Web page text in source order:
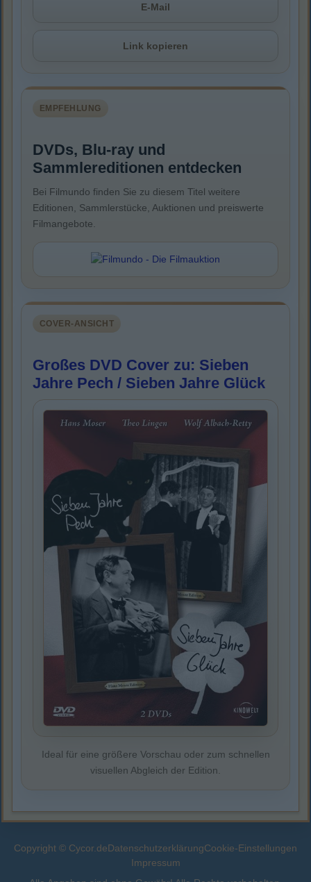
E-Mail
Link kopieren
EMPFEHLUNG
DVDs, Blu-ray und
Sammlereditionen entdecken
Bei Filmundo finden Sie zu diesem Titel weitere
Editionen, Sammlerstücke, Auktionen und preiswerte
Filmangebote.
COVER-ANSICHT
Großes DVD Cover zu: Sieben
Jahre Pech / Sieben Jahre Glück
Ideal für eine größere Vorschau oder zum schnellen
visuellen Abgleich der Edition.
Copyright © Cycor.deDatenschutzerklärungCookie-Einstellungen
Impressum